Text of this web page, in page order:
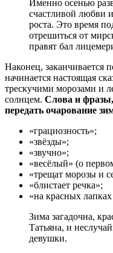
Именно осенью
счастливой любви
роста. Это время
отрешиться от
правят бал
Наконец, заканчивается
начинается настоящая
трескучими морозами и
солнцем. Слова и фразы,
передать очарование
«грациозность»;
«звёзды»;
«звучно»;
«весёлый» (о
«трещат морозы и
«блистает речка»;
«на красных лапках
Зима загадочна,
Татьяна, и
девушки.